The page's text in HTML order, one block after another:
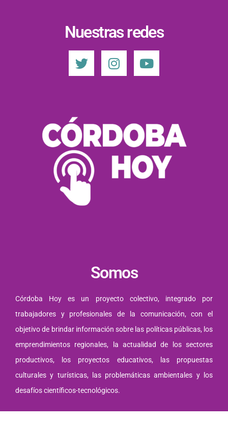
Nuestras redes
Somos
Córdoba Hoy es un proyecto colectivo, integrado por
trabajadores y profesionales de la comunicación, con el
objetivo de brindar información sobre las políticas públicas, los
emprendimientos regionales, la actualidad de los sectores
productivos, los proyectos educativos, las propuestas
culturales y turísticas, las problemáticas ambientales y los
desafíos científicos-tecnológicos.